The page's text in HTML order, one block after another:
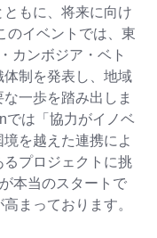
もに、将来に向け
のイベントでは、東
カンボジア・ベト
制を発表し、地域
一歩を踏み出しま
では「協力がイノベ
を越えた連携によ
プロジェクトに挑
本当のスタートで
まっております。